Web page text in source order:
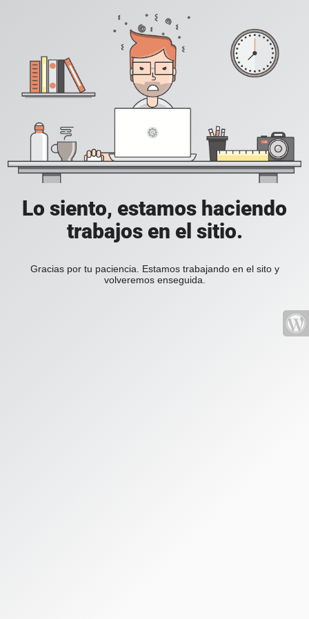
Lo siento, estamos haciendo
trabajos en el sitio.
Gracias por tu paciencia. Estamos trabajando en el sito y
volveremos enseguida.